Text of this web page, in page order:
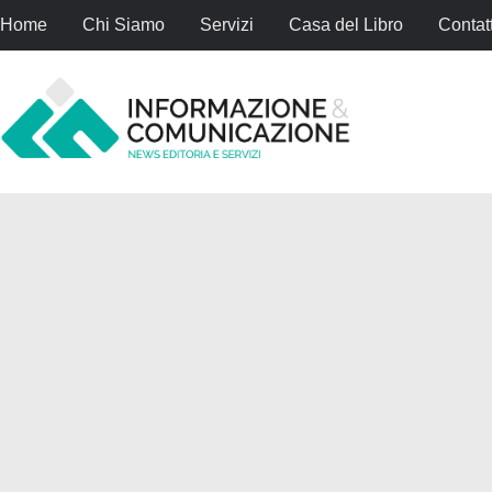
Home Chi Siamo Servizi Casa del Libro